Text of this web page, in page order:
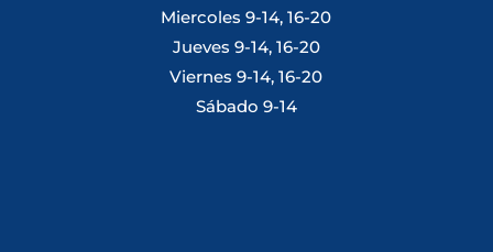
Miercoles 9-14, 16-20
Jueves 9-14, 16-20
Viernes 9-14, 16-20
Sábado 9-14